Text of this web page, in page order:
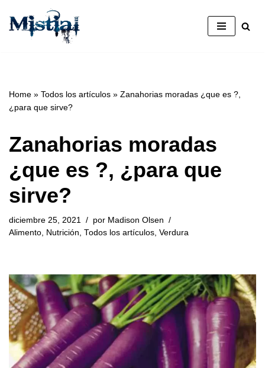
Saltar
Home » Todos los artículos » Zanahorias moradas ¿que es ?,
¿para que sirve?
Zanahorias moradas
¿que es ?, ¿para que
sirve?
diciembre 25, 2021 por Madison Olsen
Alimento, Nutrición, Todos los artículos, Verdura